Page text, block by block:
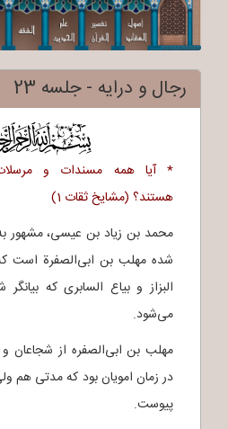
رجال و درایه - جلسه 23
* آیا همه مسندات و
هستند؟ (مشایخ ثقات 1)
محمد بن زیاد بن عیسی، مشهور به
شده مهلب بن ابی‌الصفرة است که
البزاز و بیاع السابری که
می‌شود.
مهلب بن ابی‌الصفره از شجاعان و
در زمان امویان بود که مدتی هم
پیوست.